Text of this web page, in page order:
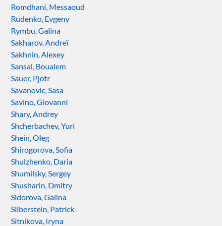
Romdhani, Messaoud
Rudenko, Evgeny
Rymbu, Galina
Sakharov, Andreï
Sakhnin, Alexey
Sansal, Boualem
Sauer, Pjotr
Savanovic, Sasa
Savino, Giovanni
Shary, Andrey
Shcherbachev, Yuri
Shein, Oleg
Shirogorova, Sofia
Shulzhenko, Daria
Shumilsky, Sergey
Shusharin, Dmitry
Sidorova, Galina
Silberstein, Patrick
Sitnikova, Iryna